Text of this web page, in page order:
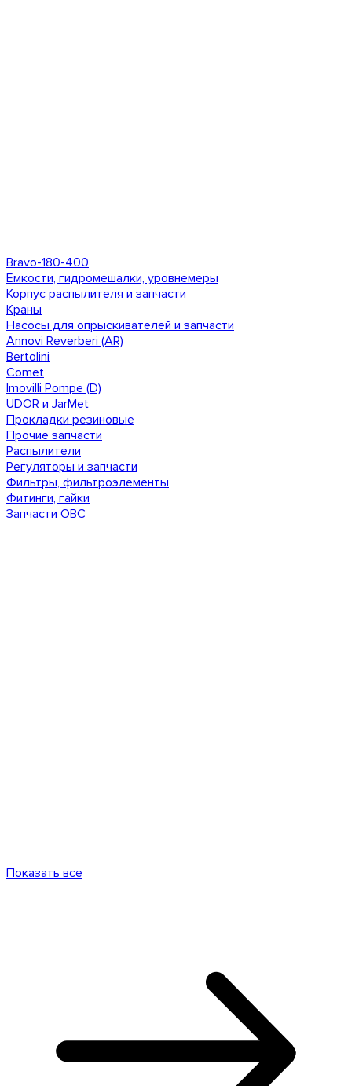
Bravo-180-400
Емкости, гидромешалки, уровнемеры
Корпус распылителя и запчасти
Краны
Насосы для опрыскивателей и запчасти
Annovi Reverberi (AR)
Bertolini
Comet
Imovilli Pompe (D)
UDOR и JarMet
Прокладки резиновые
Прочие запчасти
Распылители
Регуляторы и запчасти
Фильтры, фильтроэлементы
Фитинги, гайки
Запчасти ОВС
Показать все